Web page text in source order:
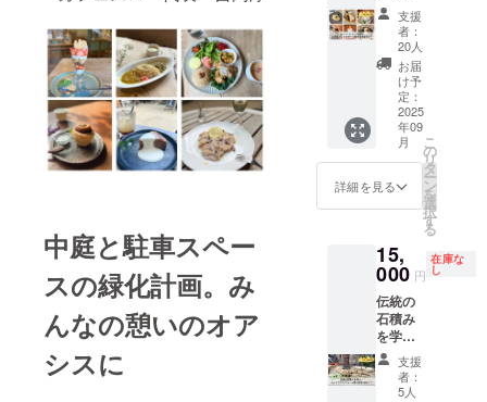
中庭と駐車スペー
スの緑化計画。み
んなの憩いのオア
シスに
サービ
ス料
別。日
程・内
容等、
応相
談。
ト詰め
合わせ
セット
冷凍の
状態で
の配送
となり
ます。
お届け
時期：9
月〜10
月 内
容 6個
・さわ
のはな
玄米ま
るパン
・オニ
オンマ
ヨネー
ズパン
・生玄
支援
者：
20人
お届
け予
定：
2025
年09
月
詳細を見る
こ
の
リ
タ
ー
ン
を
選
択
す
る
15,
000 円
在庫な
し
伝統の
石積み
を学
ぶ！ み
んなで
ドライ
支援
者：
5人